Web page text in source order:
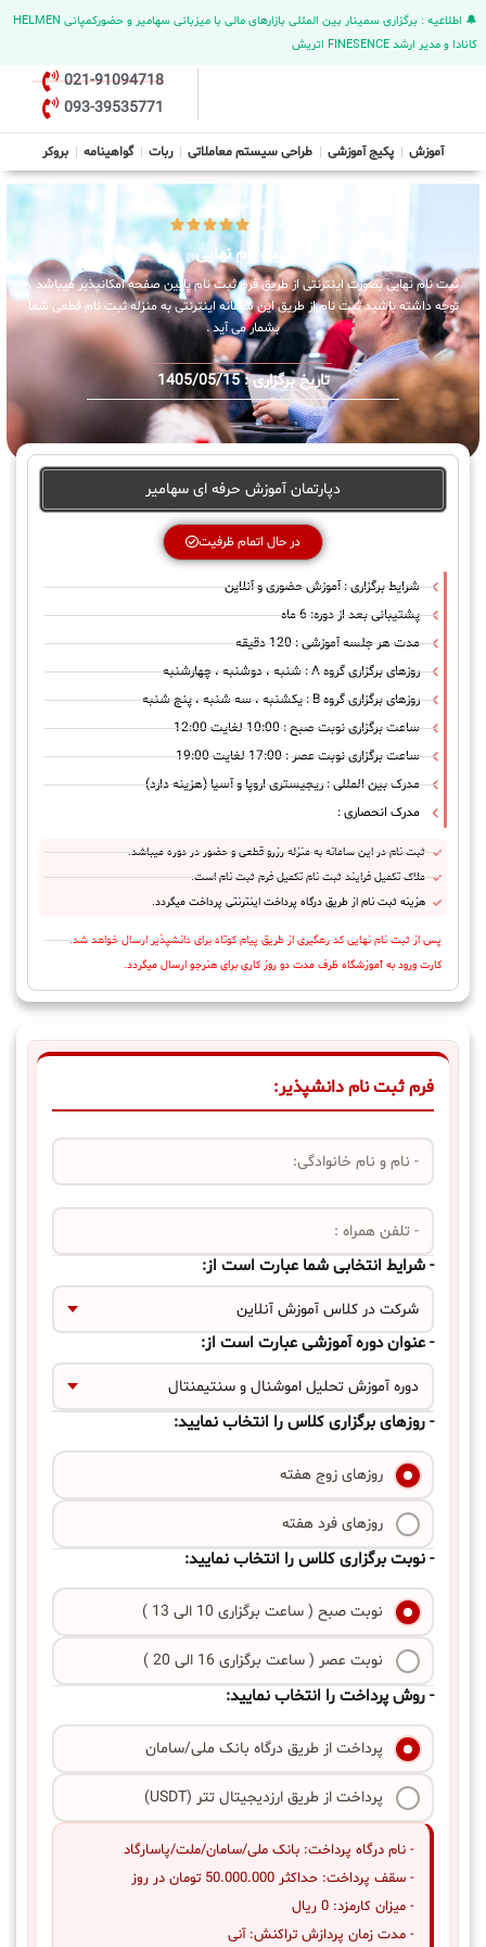
🔔 اطلاعیه : برگزاری سمینار بین المللی بازارهای مالی با میزبانی سهامیر و حضورکمپانی HELMEN
کانادا و مدیر ارشد FINESENCE اتریش
021-91094718
093-39535771
آموزش پکیج آموزشی طراحی سیستم معاملاتی ربات گواهینامه بروکر
سهامیـــــــــــــر





ثبت نام نهایی
ثبت نام نهایی بصورت اینترنتی از طریق فرم ثبت نام پایین صفحه امکانپذیر میباشد ،
توجه داشته باشید ثبت نام از طریق این سامانه اینترنتی به منزله ثبت نام قطعی شما
بشمار می آید .
تاریخ برگزاری : 1405/05/15
دپارتمان آموزش حرفه ای سهامیر
در حال اتمام ظرفیت
شرایط برگزاری : آموزش حضوری و آنلاین
پشتیبانی بعد از دوره: 6 ماه
مدت هر جلسه آموزشی : 120 دقیقه
روزهای برگزاری گروه A : شنبه ، دوشنبه ، چهارشنبه
روزهای برگزاری گروه B : یکشنبه ، سه شنبه ، پنج شنبه
ساعت برگزاری نوبت صبح : 10:00 لغایت 12:00
ساعت برگزاری نوبت عصر : 17:00 لغایت 19:00
مدرک بین المللی : ریجیستری اروپا و آسیا (هزینه دارد)
مدرک انحصاری :
ثبت نام در این سامانه به منزله رزرو قطعی و حضور در دوره میباشد.
ملاک تکمیل فرایند ثبت نام تکمیل فرم ثبت نام است.
هزینه ثبت نام از طریق درگاه پرداخت اینترنتی پرداخت میگردد.
پس از ثبت نام نهایی کد رهگیری از طریق پیام کوتاه برای دانشپذیر ارسال خواهد شد.
کارت ورود به آموزشگاه ظرف مدت دو روز کاری برای هنرجو ارسال میگردد.
فرم ثبت نام دانشپذیر:
نام
نام
خانوادگی: *
تلفن
همراه
:- شرایط انتخابی شما عبارت است از:
- عنوان دوره آموزشی عبارت است از:
- روزهای برگزاری کلاس را انتخاب نمایید:
روزهای زوج هفته
روزهای فرد هفته
- نوبت برگزاری کلاس را انتخاب نمایید:
نوبت صبح ( ساعت برگزاری 10 الی 13 )
نوبت عصر ( ساعت برگزاری 16 الی 20 )
- روش پرداخت را انتخاب نمایید:
پرداخت از طریق درگاه بانک ملی/سامان
پرداخت از طریق ارزدیجیتال تتر (USDT)
- نام درگاه پرداخت: بانک ملی/سامان/ملت/پاسارگاد
- سقف پرداخت: حداکثر 50.000.000 تومان در روز
- میزان کارمزد: 0 ریال
- مدت زمان پردازش تراکنش: آنی